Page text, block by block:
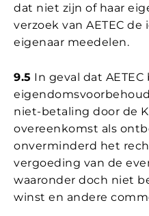
dat niet zijn of haar
verzoek van AETEC
eigenaar meedelen.
9.5 In geval dat
niet-betaling door de
overeenkomst als
onverminderd het
vergoeding van de
waaronder doch niet
winst en andere